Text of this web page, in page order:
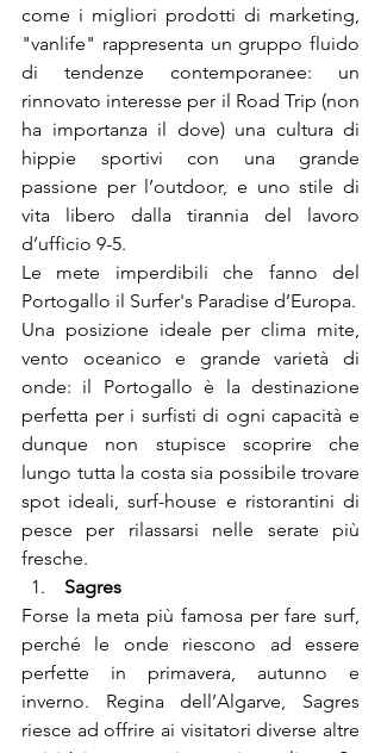
come i migliori prodotti di marketing,
"vanlife" rappresenta un gruppo fluido
di tendenze contemporanee: un
rinnovato interesse per il Road Trip (non
ha importanza il dove) una cultura di
hippie sportivi con una grande
passione per l’outdoor, e uno stile di
vita libero dalla tirannia del lavoro
d’ufficio 9-5.
Le mete imperdibili che fanno del
Portogallo il Surfer's Paradise d’Europa.
Una posizione ideale per clima mite,
vento oceanico e grande varietà di
onde: il Portogallo è la destinazione
perfetta per i surfisti di ogni capacità e
dunque non stupisce scoprire che
lungo tutta la costa sia possibile trovare
spot ideali, surf-house e ristorantini di
pesce per rilassarsi nelle serate più
fresche.
Sagres
Forse la meta più famosa per fare surf,
perché le onde riescono ad essere
perfette in primavera, autunno e
inverno. Regina dell’Algarve, Sagres
riesce ad offrire ai visitatori diverse altre